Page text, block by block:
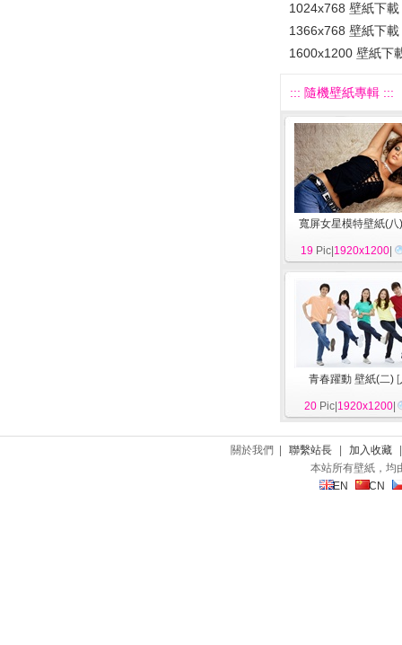
1024x768 壁紙下載
1366x768 壁紙下載
1600x1200 壁紙下
::: 隨機壁紙專輯 :::
寬屏女星模特壁紙(八
19 Pic| 1920x1200
青春躍動 壁紙(二) [
20 Pic| 1920x1200
關於我們 | 聯繫站長 加入收藏
本站所有壁紙，均
EN
CN